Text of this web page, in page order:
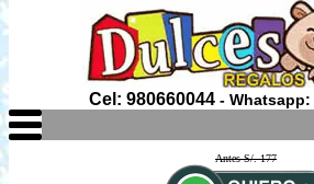
Cel: 980660044- Whatsapp:
Antes S/. 177